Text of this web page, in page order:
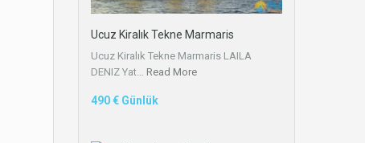
Ucuz Kiralık Tekne Marmaris
Ucuz Kiralık Tekne Marmaris LAILA
DENIZ Yat… Read More
490 € Günlük